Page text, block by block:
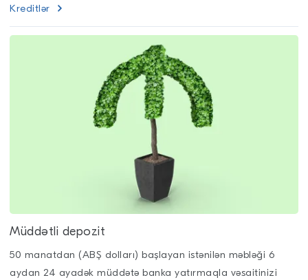
Kreditlər
Müddətli depozit
50 manatdan (ABŞ dolları) başlayan istənilən məbləği 6
aydan 24 ayadək müddətə banka yatırmaqla vəsaitinizi